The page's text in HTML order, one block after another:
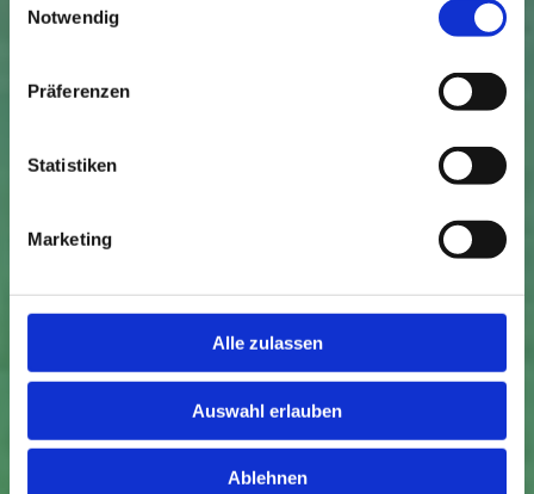
Notwendig
Präferenzen
Statistiken
Marketing
Alle zulassen
Auswahl erlauben
Ablehnen
Diplomingenieurs Robert Schätzle, der zuvor
Heger sein Geschick unter Beweis gestellt hat.
Auch hier haben die Vorgänger Familie Joos
aus Frankfurt enorm viel renoviert – und vor
allem investiert! Von Grund auf wurde das
Jahrhundert restauriert. Richtigen Kult in den
Jagdzimmer, welches zur Weltausstellung
1889 in Paris präsentiert wurde - oder ihre
6000 alten Bücher, die ausschauen als hätten
sie im Film „der Name der Rose“ mitgespielt.
Gleich hinterm Schloss liegen wie bei einer
Filmkulisse die Rieslinghänge. Extrem steil, so